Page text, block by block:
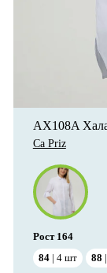
AX108A
Ca Priz
Рост164
84
4шт 88